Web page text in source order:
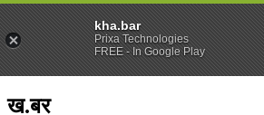
ख.बर
kha.bar
Prixa Technologies
FREE - In Google Play